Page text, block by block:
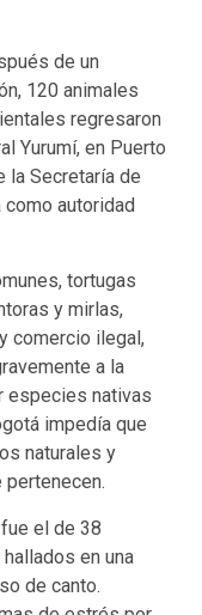
de un
120 animales
regresaron
Yurumí, en Puerto
la Secretaría de
autoridad
tortugas
y mirlas,
comercio ilegal,
a la
especies nativas
impedía que
naturales y
el de 38
hallados en una
de canto.